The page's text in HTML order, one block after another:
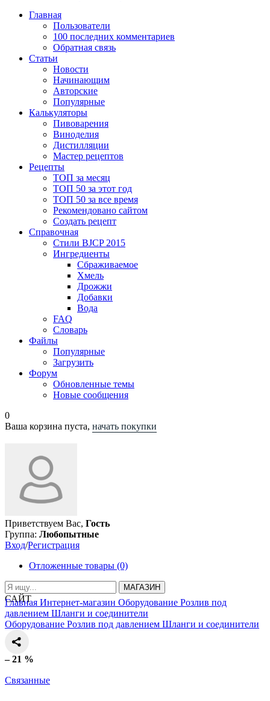
Главная
Пользователи
100 последних комментариев
Обратная связь
Статьи
Новости
Начинающим
Авторские
Популярные
Калькуляторы
Пивоварения
Виноделия
Дистилляции
Мастер рецептов
Рецепты
ТОП за месяц
ТОП 50 за этот год
ТОП 50 за все время
Рекомендовано сайтом
Создать рецепт
Справочная
Стили BJCP 2015
Ингредиенты
Сбраживаемое
Хмель
Дрожжи
Добавки
Вода
FAQ
Словарь
Файлы
Популярные
Загрузить
Форум
Обновленные темы
Новые сообщения
0
Ваша корзина пуста, начать покупки
Приветствуем Вас, Гость
Группа: Любопытные
Вход/Регистрация
Отложенные товары (0)
МАГАЗИН
САЙТ
Главная Интернет-магазин Оборудование Розлив под
давлением Шланги и соединители
Оборудование Розлив под давлением Шланги и соединители
– 21 %
Связанные